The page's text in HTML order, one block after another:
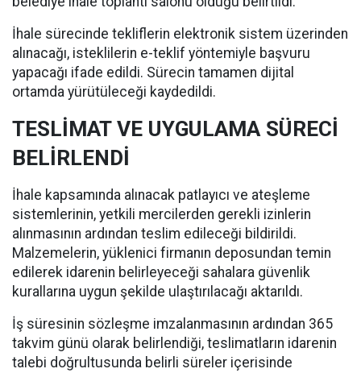
İhale sürecinde tekliflerin elektronik sistem üzerinden
alınacağı, isteklilerin e-teklif yöntemiyle başvuru
yapacağı ifade edildi. Sürecin tamamen dijital
ortamda yürütüleceği kaydedildi.
TESLİMAT VE UYGULAMA SÜRECİ
BELİRLENDİ
İhale kapsamında alınacak patlayıcı ve ateşleme
sistemlerinin, yetkili mercilerden gerekli izinlerin
alınmasının ardından teslim edileceği bildirildi.
Malzemelerin, yüklenici firmanın deposundan temin
edilerek idarenin belirleyeceği sahalara güvenlik
kurallarına uygun şekilde ulaştırılacağı aktarıldı.
İş süresinin sözleşme imzalanmasının ardından 365
takvim günü olarak belirlendiği, teslimatların idarenin
talebi doğrultusunda belirli süreler içerisinde